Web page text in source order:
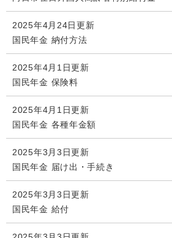
2025年4月24日更新
国民年金 納付方法
2025年4月1日更新
国民年金 保険料
2025年4月1日更新
国民年金 各種年金額
2025年3月3日更新
国民年金 届け出・手続き
2025年3月3日更新
国民年金 給付